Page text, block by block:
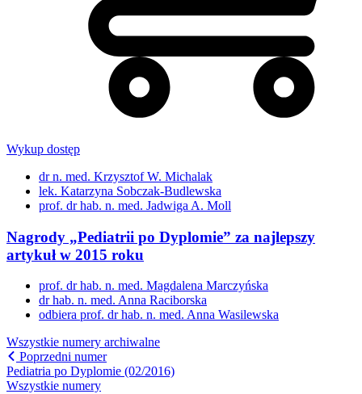
Wykup dostęp
dr n. med. Krzysztof W. Michalak
lek. Katarzyna Sobczak-Budlewska
prof. dr hab. n. med. Jadwiga A. Moll
Nagrody „Pediatrii po Dyplomie” za najlepszy
artykuł w 2015 roku
prof. dr hab. n. med. Magdalena Marczyńska
dr hab. n. med. Anna Raciborska
odbiera prof. dr hab. n. med. Anna Wasilewska
Wszystkie numery archiwalne
Poprzedni numer
Pediatria po Dyplomie (02/2016)
Wszystkie numery